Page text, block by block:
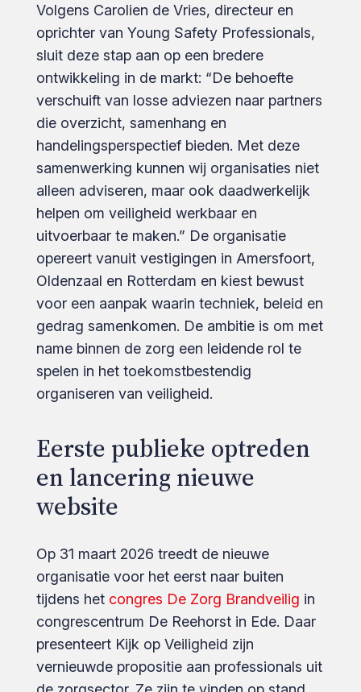
Volgens Carolien de Vries, directeur en
oprichter van Young Safety Professionals,
sluit deze stap aan op een bredere
ontwikkeling in de markt: “De behoefte
verschuift van losse adviezen naar partners
die overzicht, samenhang en
handelingsperspectief bieden. Met deze
samenwerking kunnen wij organisaties niet
alleen adviseren, maar ook daadwerkelijk
helpen om veiligheid werkbaar en
uitvoerbaar te maken.” De organisatie
opereert vanuit vestigingen in Amersfoort,
Oldenzaal en Rotterdam en kiest bewust
voor een aanpak waarin techniek, beleid en
gedrag samenkomen. De ambitie is om met
name binnen de zorg een leidende rol te
spelen in het toekomst­bestendig
organiseren van veiligheid.
Eerste publieke optreden
en lancering nieuwe
website
Op 31 maart 2026 treedt de nieuwe
organisatie voor het eerst naar buiten
tijdens het congres De Zorg Brandveilig in
congrescentrum De Reehorst in Ede. Daar
presenteert Kijk op Veiligheid zijn
vernieuwde propositie aan professionals uit